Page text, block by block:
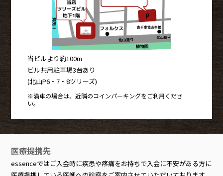
当ビルより約100m
ビル共用駐車場3台あり
(北山P6・7・8ツリーズ)
※満車の場合は、近隣のコインパーキングをご利用くださ
い。
医療提携先
essenceではご入会時に疾患や疼痛をお持ちで入会に不安がある方に